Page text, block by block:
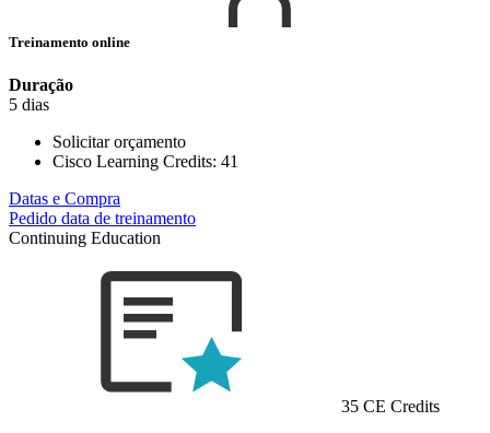
Treinamento online
Duração
5 dias
Solicitar orçamento
Cisco Learning Credits: 41
Datas e Compra
Pedido data de treinamento
Continuing Education
35 CE Credits